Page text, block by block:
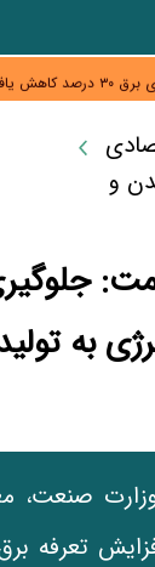
مزد در راه است؟ تأکید
رتبه اعتباری؛ صندوق
ناترازی برق ۳۰
محدودیت صنایع
امسال گسترده‌تر
کارگران جنوب برای
و
به
صنعت،
تعرفه